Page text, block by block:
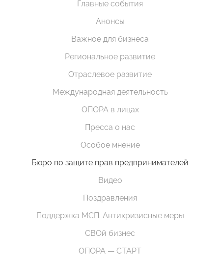
Главные события
Анонсы
Важное для бизнеса
Региональное развитие
Отраслевое развитие
Международная деятельность
ОПОРА в лицах
Пресса о нас
Особое мнение
Бюро по защите прав предпринимателей
Видео
Поздравления
Поддержка МСП. Антикризисные меры
СВОй бизнес
ОПОРА — СТАРТ